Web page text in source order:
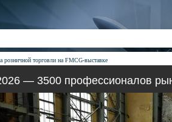
торговли на FMCG-выставке
— 3500 профессионалов